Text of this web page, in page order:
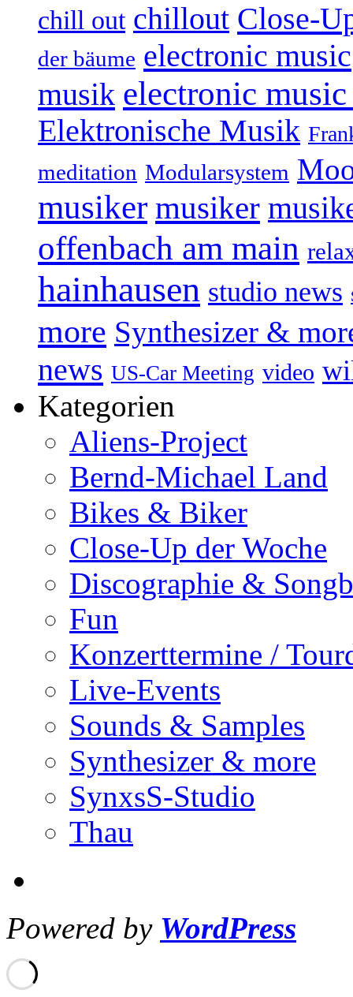
chill out chillout Close-
der bäume electronic music
musik electronic
Elektronische Musik
meditation Modularsystem
musiker musiker
offenbach am main
hainhausen studio news
more Synthesizer &
news US-Car Meeting video
Kategorien
Aliens-Project
Bernd-Michael Land
Bikes & Biker
Close-Up der Woche
Discographie &
Fun
Konzerttermine /
Live-Events
Sounds & Samples
Synthesizer & more
SynxsS-Studio
Thau
Powered by WordPress